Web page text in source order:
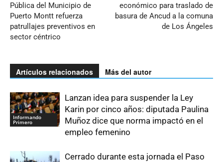
Pública del Municipio de
Puerto Montt refuerza
patrullajes preventivos en
sector céntrico
económico para traslado de
basura de Ancud a la comuna
de Los Ángeles
Artículos relacionados Más del autor
Informando
Primero
Lanzan idea para suspender la Ley
Karin por cinco años: diputada Paulina
Muñoz dice que norma impactó en el
empleo femenino
Cerrado durante esta jornada el Paso